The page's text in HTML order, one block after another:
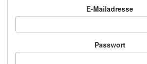
E-Mailadresse
Passwort